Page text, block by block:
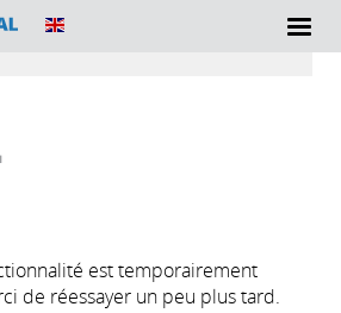
est temporairement
de réessayer un peu plus tard.